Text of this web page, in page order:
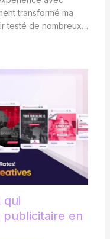
transformé ma
testé de nombreux…
qui
en